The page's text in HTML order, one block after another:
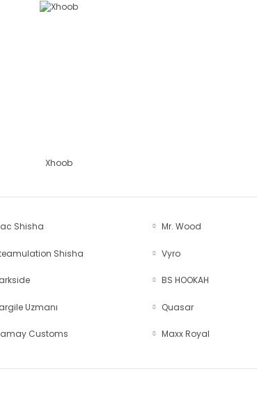
Xhoob
Shisha Mr. Wood
Shisha Vyro
BS HOOKAH
Uzmanı Quasar
Customs Maxx Royal